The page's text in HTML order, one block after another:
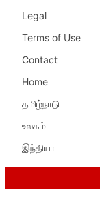
Legal
Terms of Use
Contact
Home
தமிழ்நாடு
உலகம்
இந்தியா